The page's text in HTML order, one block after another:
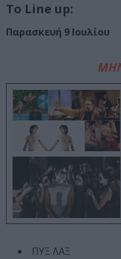
Το Line up:
Παρασκευή 9 Ιουλίου
ΠΥΞ ΛΑΞ